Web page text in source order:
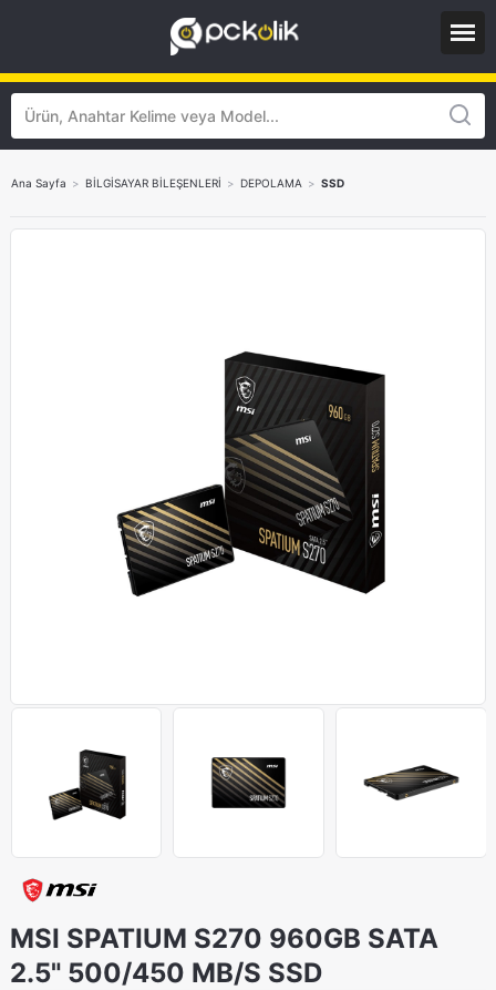
Ana Sayfa > BİLGİSAYAR BİLEŞENLERİ > DEPOLAMA > SSD
MSI SPATIUM S270 960GB SATA
2.5" 500/450 MB/S SSD